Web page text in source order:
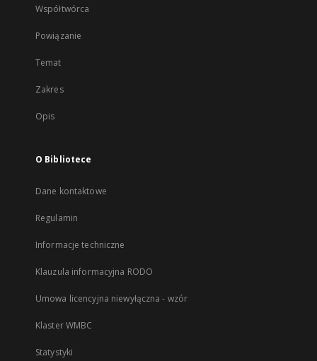
Współtwórca
Powiązanie
Temat
Zakres
Opis
O Bibliotece
Dane kontaktowe
Regulamin
Informacje techniczne
Klauzula informacyjna RODO
Umowa licencyjna niewyłączna - wzór
Klaster WMBC
Statystyki